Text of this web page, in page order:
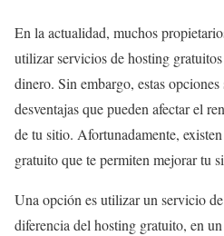
En la actualidad, muchos
utilizar servicios de hosting
dinero. Sin embargo, estas
desventajas que pueden afectar el
de tu sitio. Afortunadamente,
gratuito que te permiten mejorar tu
Una opción es utilizar un servicio
diferencia del hosting gratuito, en